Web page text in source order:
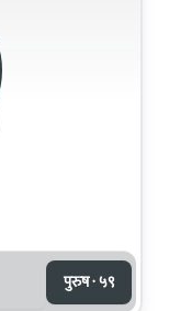
पुरुष · ५९